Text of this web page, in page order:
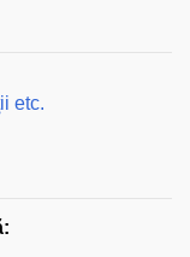
etc.